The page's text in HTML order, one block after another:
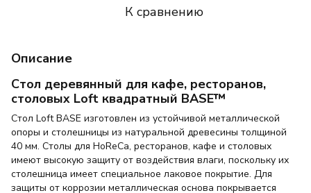
К сравнению
Описание
Стол деревянный для кафе, ресторанов,
столовых Loft квадратный BASE™
Стол Loft BASE изготовлен из устойчивой металлической
опоры и столешницы из натуральной древесины толщиной
40 мм. Столы для HoReCa, ресторанов, кафе и столовых
имеют высокую защиту от воздействия влаги, поскольку их
столешница имеет специальное лаковое покрытие. Для
защиты от коррозии металлическая основа покрывается